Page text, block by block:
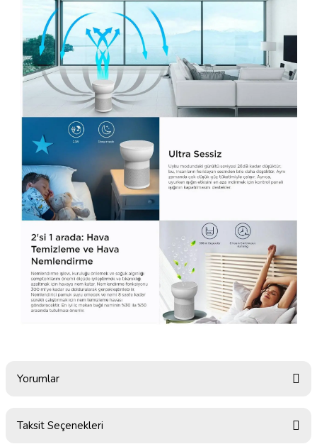
Yorumlar
Taksit Seçenekleri